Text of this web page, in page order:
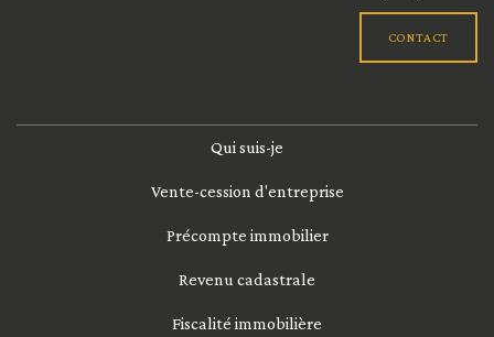
CON​​​​TACT
Qui ​​​​sui​​s-je
Vente-cession d'entreprise
Précompte immobilier
Revenu cadastrale
Fiscalité immobilière